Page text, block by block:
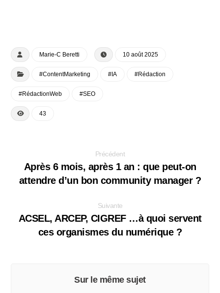
Marie-C Beretti 10 août 2025
#ContentMarketing #IA #Rédaction
#RédactionWeb #SEO
43
Précédent
Après 6 mois, après 1 an : que peut-on
attendre d’un bon community manager ?
Suivante
ACSEL, ARCEP, CIGREF …à quoi servent
ces organismes du numérique ?
Sur le même sujet